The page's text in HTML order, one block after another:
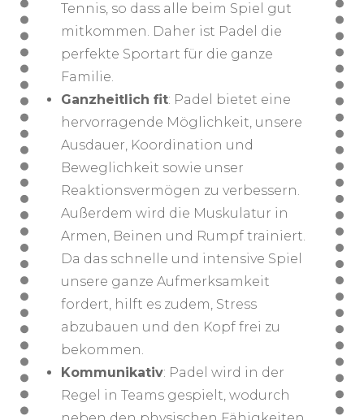
Tennis, so dass alle beim Spiel gut
mitkommen. Daher ist Padel die
perfekte Sportart für die ganze
Familie.
Ganzheitlich fit: Padel bietet eine
hervorragende Möglichkeit, unsere
Ausdauer, Koordination und
Beweglichkeit sowie unser
Reaktionsvermögen zu verbessern.
Außerdem wird die Muskulatur in
Armen, Beinen und Rumpf trainiert.
Da das schnelle und intensive Spiel
unsere ganze Aufmerksamkeit
fordert, hilft es zudem, Stress
abzubauen und den Kopf frei zu
bekommen.
Kommunikativ: Padel wird in der
Regel in Teams gespielt, wodurch